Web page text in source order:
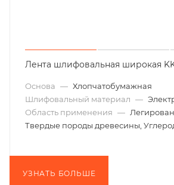
Лента шлифовальная широкая
Основа — Хлопчатобумажная
Шлифовальный материал —
Область применения —
Твердые породы древесины,
УЗНАТЬ БОЛЬШЕ